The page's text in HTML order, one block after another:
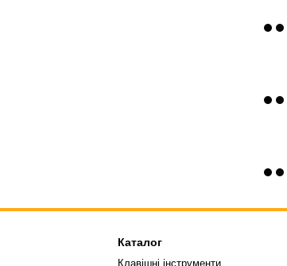
Каталог
Клавішні інструменти